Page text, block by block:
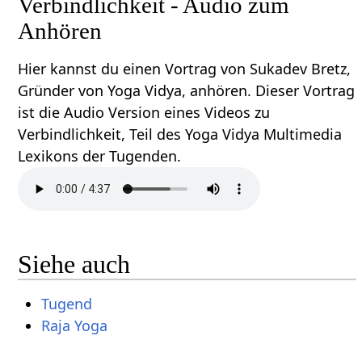
Anhören
Hier kannst du einen Vortrag von Sukadev Bretz,
Gründer von Yoga Vidya, anhören. Dieser Vortrag
ist die Audio Version eines Videos zu
Verbindlichkeit, Teil des Yoga Vidya Multimedia
Lexikons der Tugenden.
Siehe auch
Tugend
Raja Yoga